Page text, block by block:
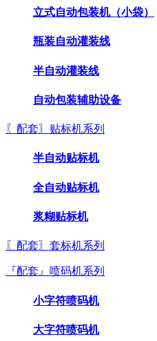
立式自动包装机（小袋）
瓶装自动灌装线
半自动灌装线
自动包装辅助设备
〖配套〗贴标机系列
半自动贴标机
全自动贴标机
浆糊贴标机
〖配套〗套标机系列
『配套』喷码机系列
小字符喷码机
大字符喷码机